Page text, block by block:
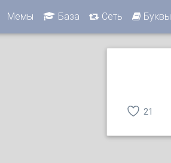
Мемы База Сеть Буквы
21